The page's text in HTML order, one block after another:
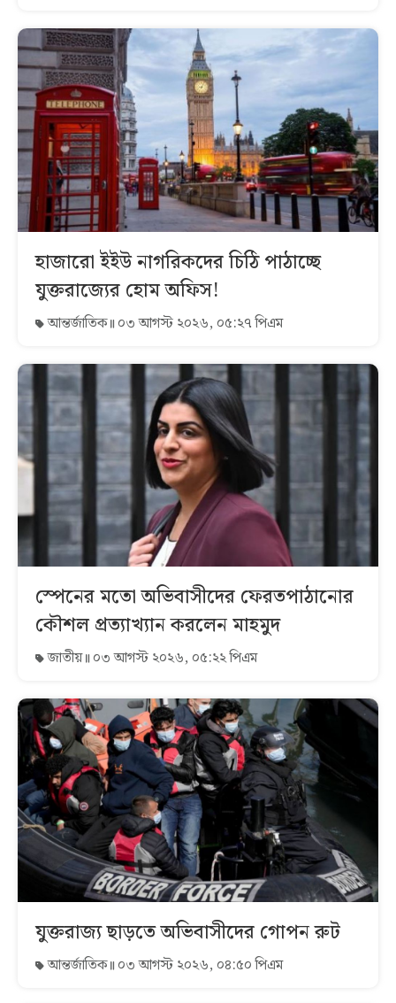
হাজারো ইইউ নাগরিকদের চিঠি পাঠাচ্ছে
যুক্তরাজ্যের হোম অফিস!
আন্তর্জাতিক ০৩ আগস্ট ২০২৬, ০৫:২৭ পিএম
স্পেনের মতো অভিবাসীদের ফেরতপাঠানোর
কৌশল প্রত্যাখ্যান করলেন মাহমুদ
জাতীয় ০৩ আগস্ট ২০২৬, ০৫:২২ পিএম
যুক্তরাজ্য ছাড়তে অভিবাসীদের গোপন রুট
আন্তর্জাতিক ০৩ আগস্ট ২০২৬, ০৪:৫০ পিএম